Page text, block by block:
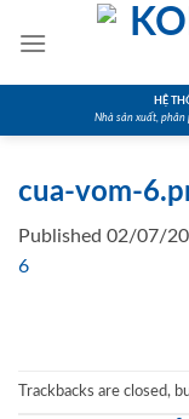
HỆ
Nhà sản xuất, phân
cua-vom-
Published 02/07/
6
Trackbacks are closed,